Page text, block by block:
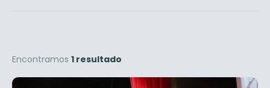
Encontramos 1 resultado